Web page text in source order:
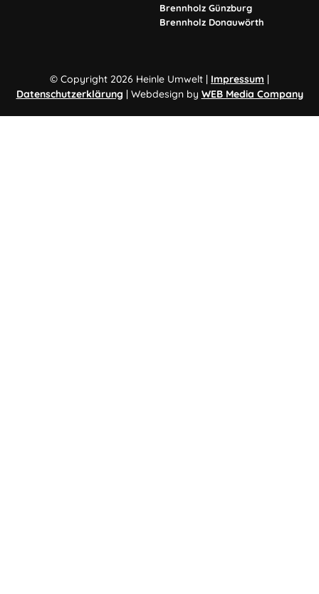
Brennholz Günzburg
Brennholz Donauwörth
© Copyright 2026 Heinle Umwelt | Impressum |
Datenschutzerklärung | Webdesign by WEB Media Company